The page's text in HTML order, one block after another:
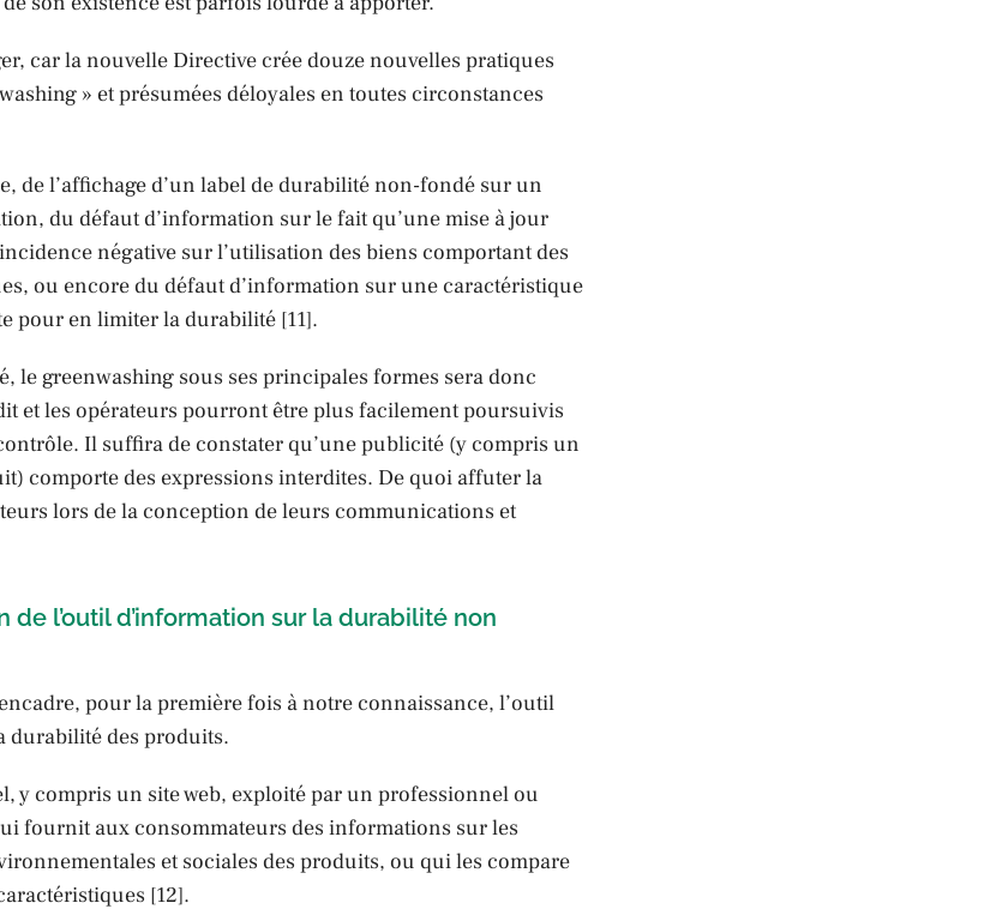
car la nouvelle Directive crée douze nouvelles pratiques
» et présumées déloyales en toutes circonstances
de l’affichage d’un label de durabilité non-fondé sur un
du défaut d’information sur le fait qu’une mise à jour
négative sur l’utilisation des biens comportant des
ou encore du défaut d’information sur une caractéristique
pour en limiter la durabilité [11].
le greenwashing sous ses principales formes sera donc
et les opérateurs pourront être plus facilement poursuivis
Il suffira de constater qu’une publicité (y compris un
comporte des expressions interdites. De quoi affuter la
lors de la conception de leurs communications et
de l’outil d’information sur la durabilité non
pour la première fois à notre connaissance, l’outil
durabilité des produits.
y compris un site web, exploité par un professionnel ou
fournit aux consommateurs des informations sur les
et sociales des produits, ou qui les compare
[12].